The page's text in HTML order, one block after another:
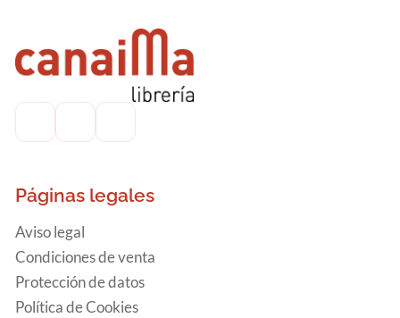
Páginas legales
Aviso legal
Condiciones de venta
Protección de datos
Política de Cookies